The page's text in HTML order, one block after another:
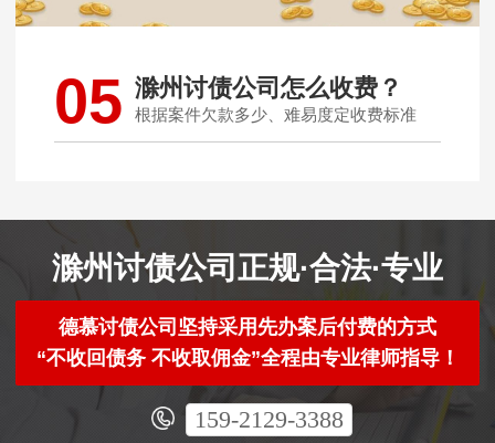
05 滁州讨债公司怎么收费？
根据案件欠款多少、难易度定收费标准
滁州讨债公司正规·合法·专业
德慕讨债公司坚持采用先办案后付费的方式
“不收回债务 不收取佣金”全程由专业律师指导！
159-2129-3388